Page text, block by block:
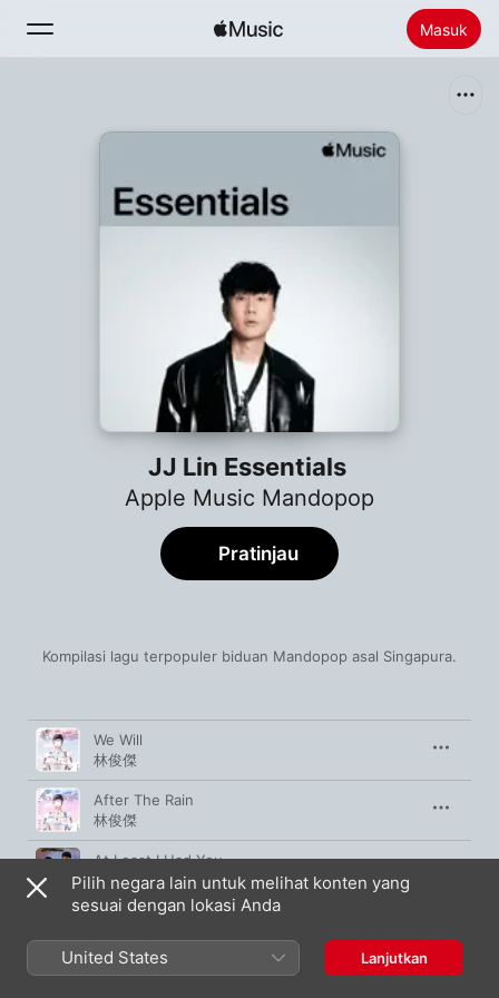
Masuk
JJ Lin Essentials
Apple Music Mandopop
Kompilasi lagu terpopuler biduan Mandopop asal Singapura.
Pratinjau
Lagu Durasi
We Will
林俊傑
After The Rain
林俊傑
At Least I Had You
Gentle Bones, 林俊傑
Light Of Sanctuary
林俊傑
Bedroom (feat. Anne-Marie)
Pilih negara lain untuk melihat konten yang
sesuai dengan lokasi Anda
United States Lanjutkan